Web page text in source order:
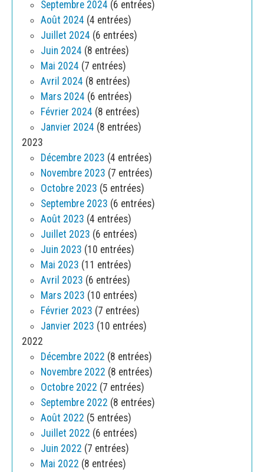
Septembre 2024 (6 entrées)
Août 2024 (4 entrées)
Juillet 2024 (6 entrées)
Juin 2024 (8 entrées)
Mai 2024 (7 entrées)
Avril 2024 (8 entrées)
Mars 2024 (6 entrées)
Février 2024 (8 entrées)
Janvier 2024 (8 entrées)
2023
Décembre 2023 (4 entrées)
Novembre 2023 (7 entrées)
Octobre 2023 (5 entrées)
Septembre 2023 (6 entrées)
Août 2023 (4 entrées)
Juillet 2023 (6 entrées)
Juin 2023 (10 entrées)
Mai 2023 (11 entrées)
Avril 2023 (6 entrées)
Mars 2023 (10 entrées)
Février 2023 (7 entrées)
Janvier 2023 (10 entrées)
2022
Décembre 2022 (8 entrées)
Novembre 2022 (8 entrées)
Octobre 2022 (7 entrées)
Septembre 2022 (8 entrées)
Août 2022 (5 entrées)
Juillet 2022 (6 entrées)
Juin 2022 (7 entrées)
Mai 2022 (8 entrées)